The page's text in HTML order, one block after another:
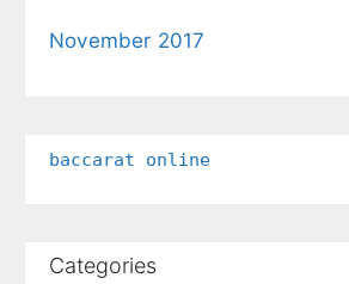
November 2017
baccarat online
Categories